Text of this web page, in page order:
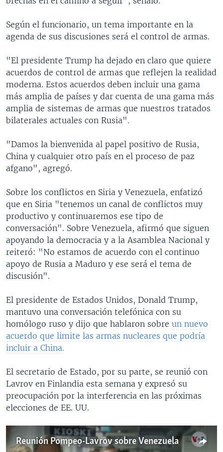
Según el funcionario, un tema importante en la
agenda de sus discusiones será el control de armas.
"El presidente Trump ha dejado en claro que quiere
acuerdos de control de armas que reflejen la realidad
moderna. Estos acuerdos deben incluir una gama
más amplia de países y dar cuenta de una gama más
amplia de sistemas de armas que nuestros tratados
bilaterales actuales con Rusia".
"Damos la bienvenida al papel positivo de Rusia,
China y cualquier otro país en el proceso de paz
afgano", agregó.
Sobre los conflictos en Siria y Venezuela, enfatizó
que en Siria "tenemos un canal de conflictos muy
productivo y continuaremos ese tipo de
conversación". Sobre Venezuela, afirmó que siguen
apoyando la democracia y a la Asamblea Nacional y
reiteró: "No estamos de acuerdo con el continuo
apoyo de Rusia a Maduro y ese será el tema de
discusión".
El presidente de Estados Unidos, Donald Trump,
mantuvo una conversación telefónica con su
homólogo ruso y dijo que hablaron sobre un nuevo
acuerdo que limite las armas nucleares que podría
incluir a China.
El secretario de Estado, por su parte, se reunió con
Lavrov en Finlandia esta semana y expresó su
preocupación por la interferencia en las próximas
elecciones de EE. UU.
Reunión Pompeo-Lavrov sobre Venezuela